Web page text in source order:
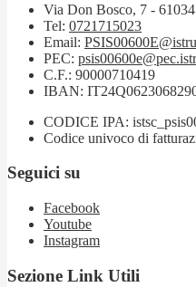
Via Don Bosco, 7 -
Tel: 0721715023
Email:
PEC:
C.F.: 90000710419
IBAN:
CODICE IPA:
Codice univoco di
Seguici su
Facebook
Youtube
Instagram
Sezione Link Utili